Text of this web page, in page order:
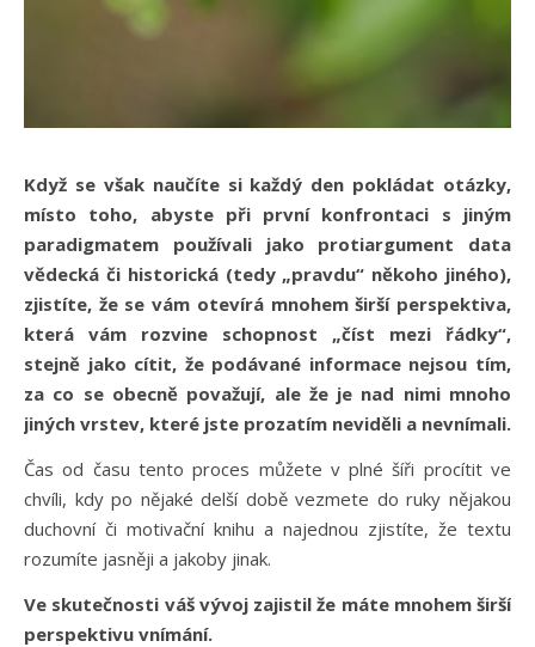
Když se však naučíte si každý den pokládat otázky,
místo toho, abyste při první konfrontaci s jiným
paradigmatem používali jako protiargument data
vědecká či historická (tedy „pravdu“ někoho jiného),
zjistíte, že se vám otevírá mnohem širší perspektiva,
která vám rozvine schopnost „číst mezi řádky“,
stejně jako cítit, že podávané informace nejsou tím,
za co se obecně považují, ale že je nad nimi mnoho
jiných vrstev, které jste prozatím neviděli a nevnímali.
Čas od času tento proces můžete v plné šíři procítit ve
chvíli, kdy po nějaké delší době vezmete do ruky nějakou
duchovní či motivační knihu a najednou zjistíte, že textu
rozumíte jasněji a jakoby jinak.
Ve skutečnosti váš vývoj zajistil že máte mnohem širší
perspektivu vnímání.